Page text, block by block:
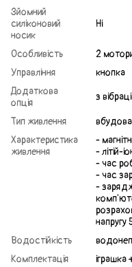
Зйомний
силіконовий
носик
Ні
Особливість
2
Управління
кнопка
Додаткова
опція
з
Тип живлення
Характеристика
живлення
-
- літій-
- час
- час
-
напругу
Водостійкість
Комплектація
іграшка